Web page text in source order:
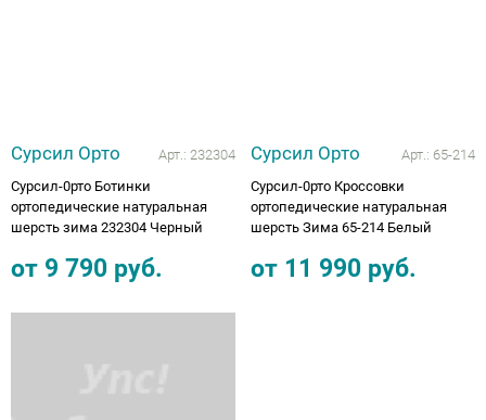
Сурсил Орто Арт.: 232304
Сурсил-0рто Ботинки
ортопедические натуральная
шерсть зима 232304 Черный
от 9 790 руб.
Сурсил Орто Арт.: 65-214
Сурсил-0рто Кроссовки
ортопедические натуральная
шерсть Зима 65-214 Белый
от 11 990 руб.